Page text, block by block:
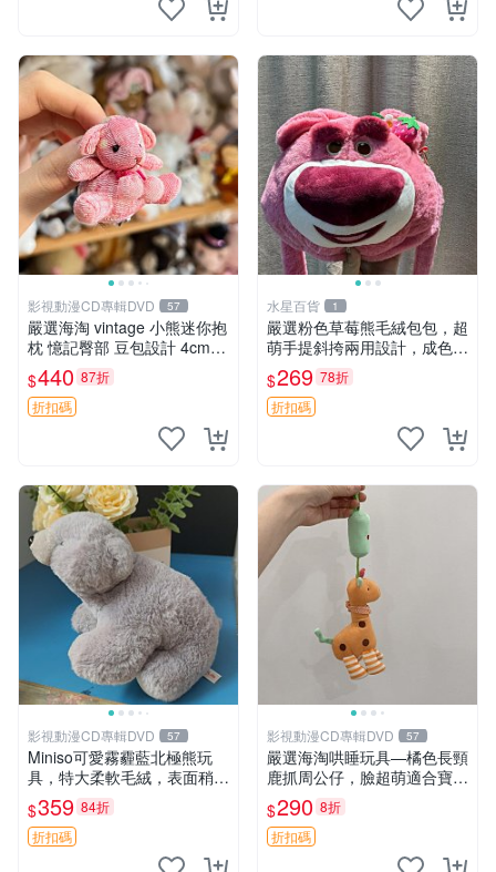
影視動漫CD專輯DVD 57
嚴選海淘 vintage 小熊迷你抱
枕 憶記臀部 豆包設計 4cm
高 推薦收藏 迷你豆包小熊、
高臀部、豆袋抱枕
$440 87折
折扣碼
水星百貨 1
嚴選粉色草莓熊毛絨包包，超
萌手提斜挎兩用設計，成色上
佳容量大 粉紅草莓 毛絨包 超
大容量
$269 78折
折扣碼
影視動漫CD專輯DVD 57
Miniso可愛霧霾藍北極熊玩
具，特大柔軟毛絨，表面稍有
使用痕跡，適合居家擺放 23
CM 毛絨玩具 北極熊 魯班熊
$359 84折
折扣碼
影視動漫CD專輯DVD 57
嚴選海淘哄睡玩具—橘色長頸
鹿抓周公仔，臉超萌適合寶寶
陪伴，中古略有使用痕跡 橘
色 長頸鹿 抓周
$290 8折
折扣碼